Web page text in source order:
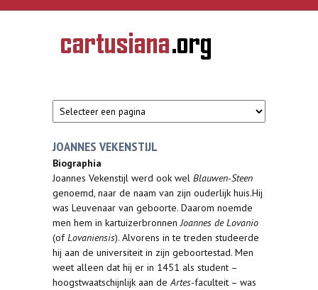
Overslaan en naar de inhoud gaan
CARTUSIANA
Geschiedenis
van de
JOANNES VEKENSTIJL
Biographia
Joannes Vekenstijl werd ook wel Blauwen-Steen
genoemd, naar de naam van zijn ouderlijk huis.Hij
was Leuvenaar van geboorte. Daarom noemde
men hem in kartuizerbronnenJoannes de Lovanio
(ofLovaniensis). Alvorens in te treden studeerde
hij aan de universiteit in zijn geboortestad. Men
weet alleen dat hij er in 1451 als student –
hoogstwaatschijnlijk aan deArtes-faculteit – was